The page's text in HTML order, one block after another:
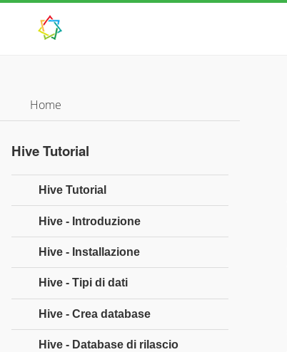
Home
Hive Tutorial
Hive Tutorial
Hive - Introduzione
Hive - Installazione
Hive - Tipi di dati
Hive - Crea database
Hive - Database di rilascio